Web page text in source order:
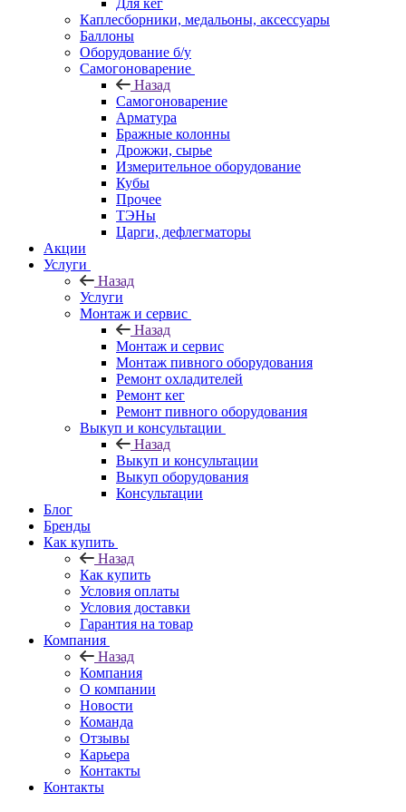
Для кег
Каплесборники, медальоны, аксессуары
Баллоны
Оборудование б/у
Самогоноварение
Назад
Самогоноварение
Арматура
Бражные колонны
Дрожжи, сырье
Измерительное оборудование
Кубы
Прочее
ТЭНы
Царги, дефлегматоры
Акции
Услуги
Назад
Услуги
Монтаж и сервис
Назад
Монтаж и сервис
Монтаж пивного оборудования
Ремонт охладителей
Ремонт кег
Ремонт пивного оборудования
Выкуп и консультации
Назад
Выкуп и консультации
Выкуп оборудования
Консультации
Блог
Бренды
Как купить
Назад
Как купить
Условия оплаты
Условия доставки
Гарантия на товар
Компания
Назад
Компания
О компании
Новости
Команда
Отзывы
Карьера
Контакты
Контакты